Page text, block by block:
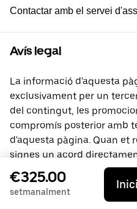
Contactar amb el servei
Avís legal
La informació d'aquesta
exclusivament per un
del contingut, les
compromís posterior amb
d'aquesta pàgina. Quan et
signes un acord
no és part. Si tens
el tercer.
€325.00
setmanalment